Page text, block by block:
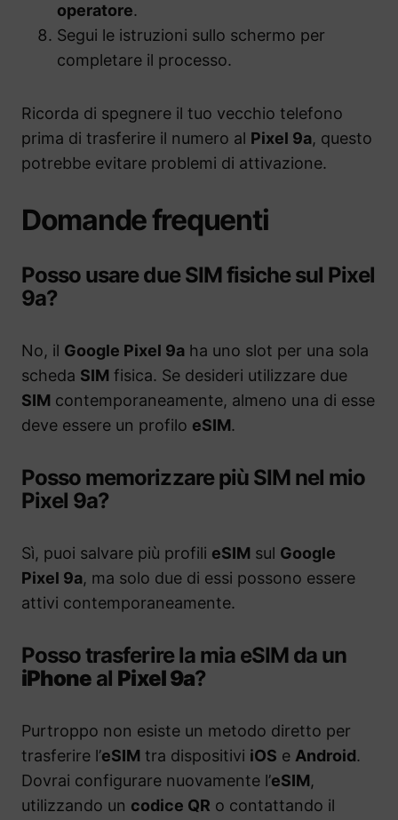
operatore.
Segui le istruzioni sullo schermo per
completare il processo.
Ricorda di spegnere il tuo vecchio telefono
prima di trasferire il numero al Pixel 9a, questo
potrebbe evitare problemi di attivazione.
Domande frequenti
Posso usare due SIM fisiche sul Pixel
9a?
No, il Google Pixel 9a ha uno slot per una sola
scheda SIM fisica. Se desideri utilizzare due
SIM contemporaneamente, almeno una di esse
deve essere un profilo eSIM.
Posso memorizzare più SIM nel mio
Pixel 9a?
Sì, puoi salvare più profili eSIM sul Google
Pixel 9a, ma solo due di essi possono essere
attivi contemporaneamente.
Posso trasferire la mia eSIM da un
iPhone al Pixel 9a?
Purtroppo non esiste un metodo diretto per
trasferire l’eSIM tra dispositivi iOS e Android.
Dovrai configurare nuovamente l’eSIM,
utilizzando un codice QR o contattando il